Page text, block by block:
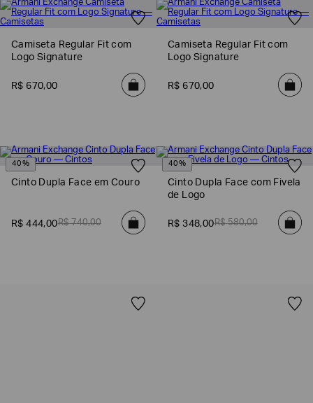
Camiseta Regular Fit com
Logo Signature
R$ 670,00
Camiseta Regular Fit com
Logo Signature
R$ 670,00
40%
Cinto Dupla Face em Couro
R$ 444,00R$ 740,00
40%
Cinto Dupla Face com Fivela
de Logo
R$ 348,00R$ 580,00